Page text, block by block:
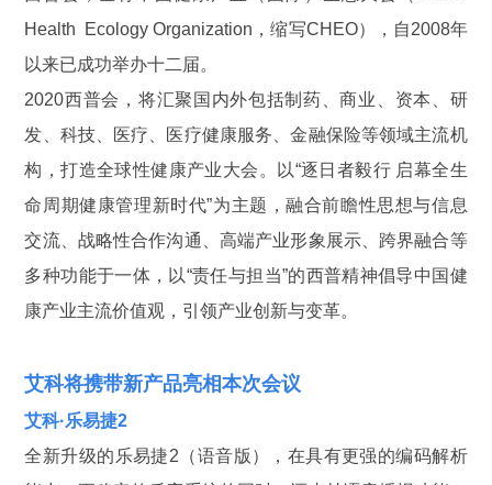
Health Ecology Organization，缩写CHEO），自2008年
以来已成功举办十二届。
2020西普会，将汇聚国内外包括制药、商业、资本、研
发、科技、医疗、医疗健康服务、金融保险等领域主流机
构，打造全球性健康产业大会。以“逐日者毅行 启幕全生
命周期健康管理新时代”为主题，融合前瞻性思想与信息
交流、战略性合作沟通、高端产业形象展示、跨界融合等
多种功能于一体，以“责任与担当”的西普精神倡导中国健
康产业主流价值观，引领产业创新与变革。
艾科将携带新产品亮相本次会议
艾科·乐易捷2
全新升级的乐易捷2（语音版），在具有更强的编码解析